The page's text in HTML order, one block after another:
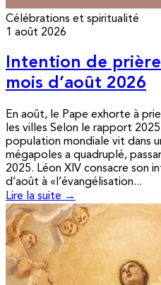
Célébrations et spiritualité
1 août 2026
Intention de
mois d’août 2026
En août, le Pape exhorte à
les villes Selon le rapport
population mondiale vit dans
mégapoles a quadruplé,
2025. Léon XIV consacre son
d’août à «l’évangélisation...
Lire la suite →